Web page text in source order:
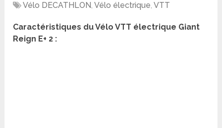
Vélo DECATHLON,Vélo électrique,VTT
Caractéristiques du Vélo VTT électrique Giant
Reign E+ 2 :